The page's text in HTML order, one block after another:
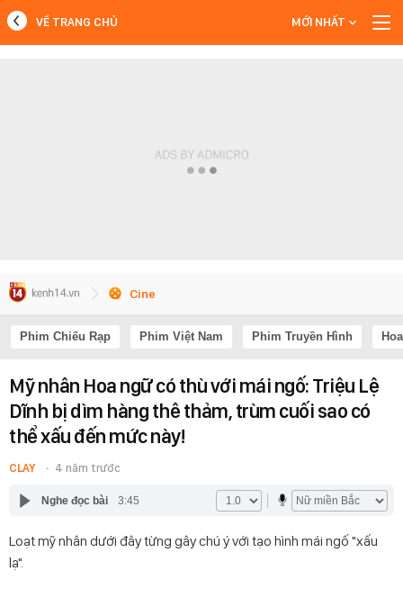
VỀ TRANG CHỦ MỚI NHẤT
Cine
Phim Chiếu Rạp Phim Việt Nam Phim Truyền Hình
Mỹ nhân Hoa ngữ có thù với mái ngố: Triệu Lệ
Dĩnh bị dìm hàng thê thảm, trùm cuối sao có
thể xấu đến mức này!
CLAY 4 năm trước
Nghe đọc bài 3:45
Loạt mỹ nhân dưới đây từng gây chú ý với tạo hình mái ngố "xấu
lạ".